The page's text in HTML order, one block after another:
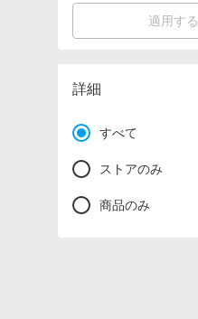
適用する
詳細
すべて
ストアのみ
商品のみ